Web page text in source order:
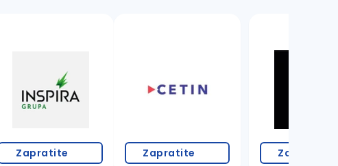
Zapratite Zapratite Zapratite